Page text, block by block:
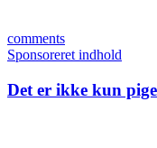
comments
Sponsoreret indhold
Det er ikke kun